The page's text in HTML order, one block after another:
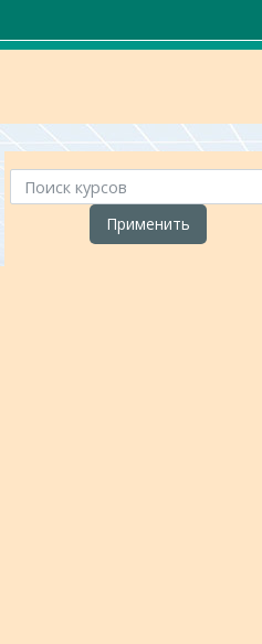
Перейти к основному содержанию
Применить